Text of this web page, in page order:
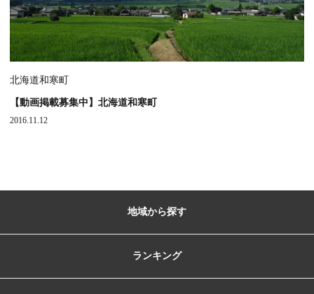
北海道和寒町
【動画掲載募集中】北海道和寒町
2016.11.12
地域から探す
ランキング